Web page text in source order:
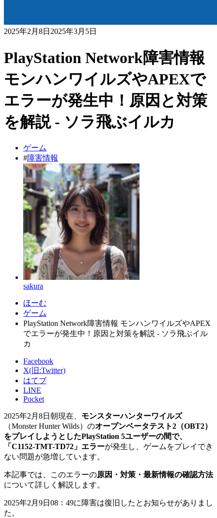
2025年2月8日 2025年3月5日
PlayStation Network障害情報
モンハンワイルズやAPEXで
エラーが発生中！原因と対策
を解説 - ソラ飛ぶイルカ
ゲーム
#障害情報
sakura
ほーむ
ゲーム
PlayStation Network障害情報 モンハンワイルズやAPEX
でエラーが発生中！原因と対策を解説 - ソラ飛ぶイル
カ
Facebook
X(旧:Twitter)
はてブ
LINE
Pocket
2025年2月8日朝現在、 モンスターハンターワイルズ
（Monster Hunter Wilds）のオープンベータテスト2（OBT2）
をプレイしようとしたPlayStation 5ユーザーの間で、
「C1152-TMT-TD72」エラーが発生し、ゲームをプレイでき
ない問題が急増しています。
本記事では、このエラーの原因・対策・最新情報の確認方法
について詳しく解説します。
2025年2月9日08：49に障害は復旧したとお知らせがありまし
た。